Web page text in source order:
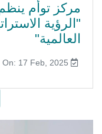
مركز توأم
"الرؤية
العالمية"